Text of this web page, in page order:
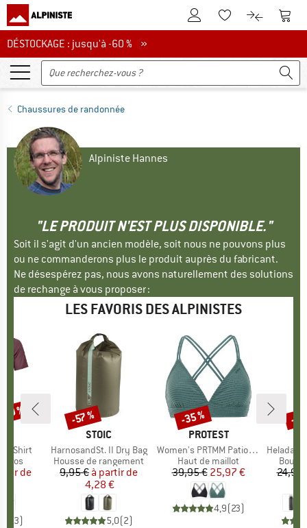
Vers le compte client
Vers la liste
Vers le
DÉSTOCKAGE : jusqu'à -60 %
DÉSTOCKAGE : jusqu'à -60 % »
Chaussures de randonnée
Alpiniste Hannes
"LE PRODUIT N'EST PLUS DISPONIBLE."
Soit il s'agit d'un ancien modèle, soit nous ne pouvons plus
ou ne commanderons plus le produit auprès du fabricant.
Ne désespérez pas, nous avons naturellement des solutions
de rechange à vous proposer :
LES FAVORIS DES ALPINISTES
T-Shirt
réduit
de
3)
%
MARQUE
STOIC
Article
HarnosandSt. II Dry Bag
Product group
Housse de rangement
Prix
9,95 € Prix réduit
à partir de
4,28 €
5,0(2)
Remise
-57 %
MARQUE
PROTEST
Article
Women's PRTMM Patio Triangle
Product group
Haut de maillot
Prix
39,95 € Prix réduit
25,97 €
4,9(23)
Remise
-35 %
Article
HeladagenSt.
24,95
-